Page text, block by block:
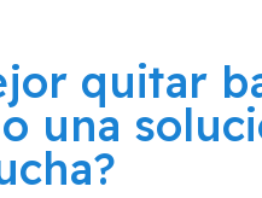
quitar
una